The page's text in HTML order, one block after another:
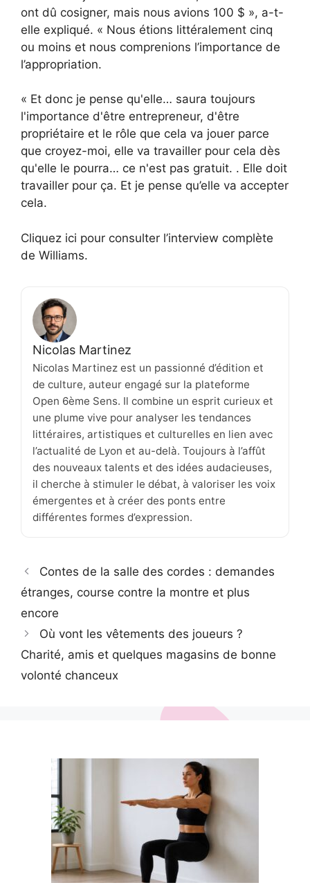
ont dû cosigner, mais nous avions 100 $ », a-t-
elle expliqué. « Nous étions littéralement cinq
ou moins et nous comprenions l’importance de
l’appropriation.
« Et donc je pense qu'elle… saura toujours
l'importance d'être entrepreneur, d'être
propriétaire et le rôle que cela va jouer parce
que croyez-moi, elle va travailler pour cela dès
qu'elle le pourra… ce n'est pas gratuit. . Elle doit
travailler pour ça. Et je pense qu’elle va accepter
cela.
Cliquez ici pour consulter l’interview complète
de Williams.
Nicolas Martinez
Nicolas Martinez est un passionné d’édition et
de culture, auteur engagé sur la plateforme
Open 6ème Sens. Il combine un esprit curieux et
une plume vive pour analyser les tendances
littéraires, artistiques et culturelles en lien avec
l’actualité de Lyon et au-delà. Toujours à l’affût
des nouveaux talents et des idées audacieuses,
il cherche à stimuler le débat, à valoriser les voix
émergentes et à créer des ponts entre
différentes formes d’expression.
Contes de la salle des cordes : demandes
étranges, course contre la montre et plus
encore
Où vont les vêtements des joueurs ?
Charité, amis et quelques magasins de bonne
volonté chanceux